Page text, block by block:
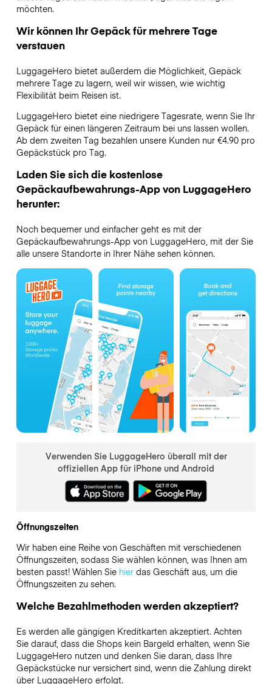
möchten.
Wir können Ihr Gepäck für mehrere Tage
verstauen
LuggageHero bietet außerdem die Möglichkeit, Gepäck
mehrere Tage zu lagern, weil wir wissen, wie wichtig
Flexibilität beim Reisen ist.
LuggageHero bietet eine niedrigere Tagesrate, wenn Sie Ihr
Gepäck für einen längeren Zeitraum bei uns lassen wollen.
Ab dem zweiten Tag bezahlen unsere Kunden nur €4.90 pro
Gepäckstück pro Tag.
Laden Sie sich die kostenlose
Gepäckaufbewahrungs-App von LuggageHero
herunter:
Noch bequemer und einfacher geht es mit der
Gepäckaufbewahrungs-App von LuggageHero, mit der Sie
alle unsere Standorte in Ihrer Nähe sehen können.
Verwenden Sie LuggageHero überall mit der
offiziellen App für iPhone und Android
Öffnungszeiten
Wir haben eine Reihe von Geschäften mit verschiedenen
Öffnungszeiten, sodass Sie wählen können, was Ihnen am
besten passt! Wählen Sie hierdas Geschäft aus, um die
Öffnungszeiten zu sehen.
Welche Bezahlmethoden werden akzeptiert?
Es werden alle gängigen Kreditkarten akzeptiert. Achten
Sie darauf, dass die Shops kein Bargeld erhalten, wenn Sie
LuggageHero nutzen und denken Sie daran, dass Ihre
Gepäckstücke nur versichert sind, wenn die Zahlung direkt
über LuggageHero erfolgt.